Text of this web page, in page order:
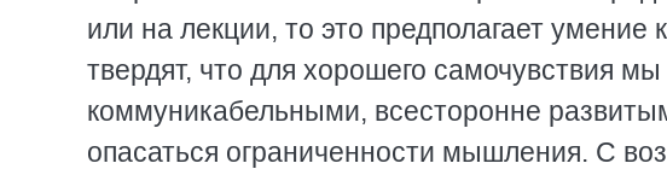
или на лекции, то это предполагает
твердят, что для хорошего самочувствия
коммуникабельными, всесторонне
опасаться ограниченности мышления. С